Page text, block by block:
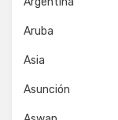
Aruba
Asia
Asunción